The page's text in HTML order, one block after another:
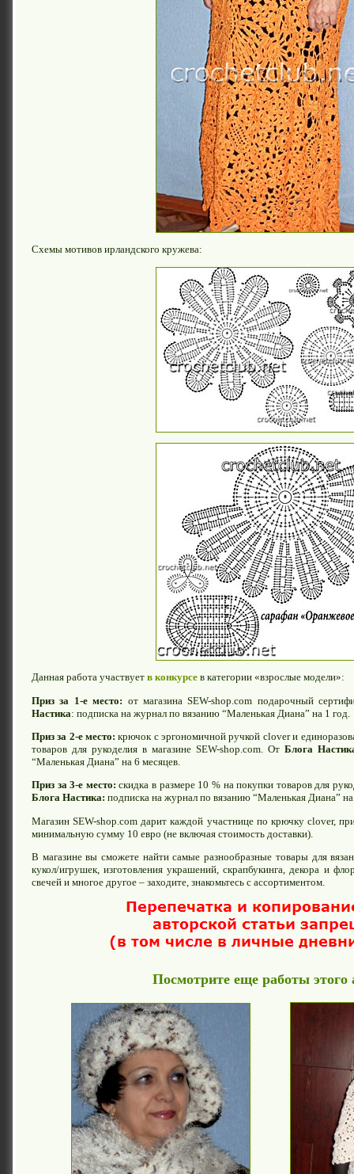
Схемы мотивов ирландского кружева:
Данная работа участвует в конкурсе в категории «взрослые модели»:
Приз за 1-е место: от магазина SEW-shop.com подарочный
Настика: подписка на журнал по вязанию “Маленькая Диана” на 1 год.
Приз за 2-е место: крючок с эргономичной ручкой clover и
товаров для рукоделия в магазине SEW-shop.com. От Блога
“Маленькая Диана” на 6 месяцев.
Приз за 3-е место: скидка в размере 10 % на покупки товаров для
Блога Настика: подписка на журнал по вязанию “Маленькая Диана”
Магазин SEW-shop.com дарит каждой участнице по крючку clover,
минимальную сумму 10 евро (не включая стоимость доставки).
В магазине вы сможете найти самые разнообразные товары для
кукол/игрушек, изготовления украшений, скрапбукинга, декора и
свечей и многое другое – заходите, знакомьтесь с ассортиментом.
Посмотрите еще работы этого